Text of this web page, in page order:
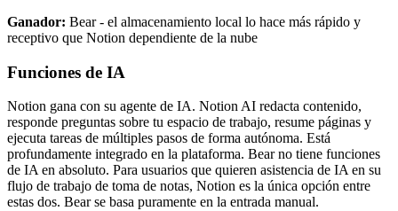
Ganador: Bear - el almacenamiento local lo hace más rápido y
receptivo que Notion dependiente de la nube
Funciones de IA
Notion gana con su agente de IA. Notion AI redacta contenido,
responde preguntas sobre tu espacio de trabajo, resume páginas y
ejecuta tareas de múltiples pasos de forma autónoma. Está
profundamente integrado en la plataforma. Bear no tiene funciones
de IA en absoluto. Para usuarios que quieren asistencia de IA en su
flujo de trabajo de toma de notas, Notion es la única opción entre
estas dos. Bear se basa puramente en la entrada manual.